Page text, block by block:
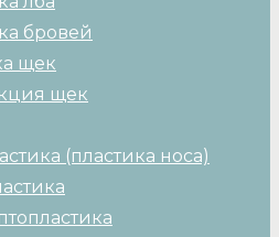
бровей
щек
щек
(пластика носа)